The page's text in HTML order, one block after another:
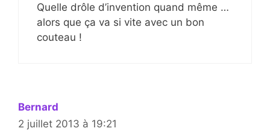
Quelle drôle d’invention quand même …
alors que ça va si vite avec un bon
couteau !
Bernard
2 juillet 2013 à 19:21